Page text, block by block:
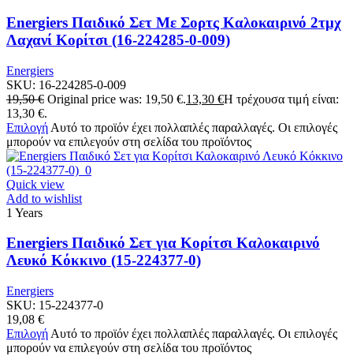
Energiers Παιδικό Σετ Mε Σορτς Καλοκαιρινό 2τμχ
Λαχανί Κορίτσι (16-224285-0-009)
Energiers
SKU: 16-224285-0-009
19,50€ Original price was: 19,50 €.13,30 €Η τρέχουσα τιμή είναι:
13,30 €.
Επιλογή Αυτό το προϊόν έχει πολλαπλές παραλλαγές. Οι επιλογές
μπορούν να επιλεγούν στη σελίδα του προϊόντος
Quick view
Add to wishlist
1 Years
Energiers Παιδικό Σετ για Κορίτσι Καλοκαιρινό
Λευκό Κόκκινο (15-224377-0)
Energiers
SKU: 15-224377-0
19,08 €
Επιλογή Αυτό το προϊόν έχει πολλαπλές παραλλαγές. Οι επιλογές
μπορούν να επιλεγούν στη σελίδα του προϊόντος